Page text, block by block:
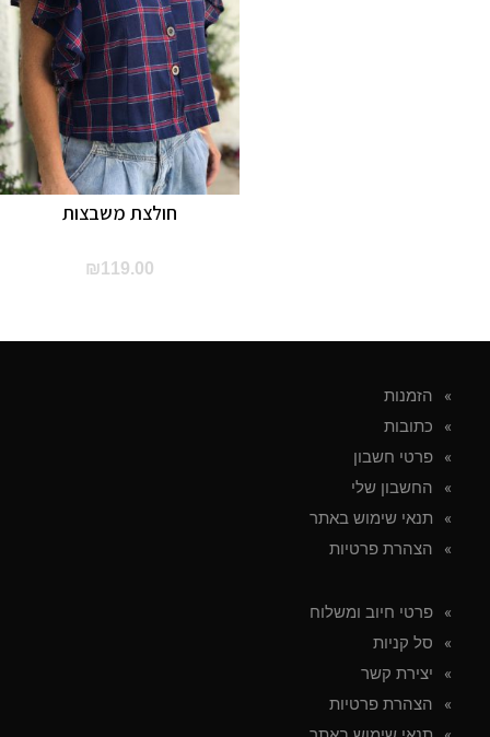
חולצת משבצות
₪119.00
הזמנות
כתובות
פרטי חשבון
החשבון שלי
תנאי שימוש באתר
הצהרת פרטיות
פרטי חיוב ומשלוח
סל קניות
יצירת קשר
הצהרת פרטיות